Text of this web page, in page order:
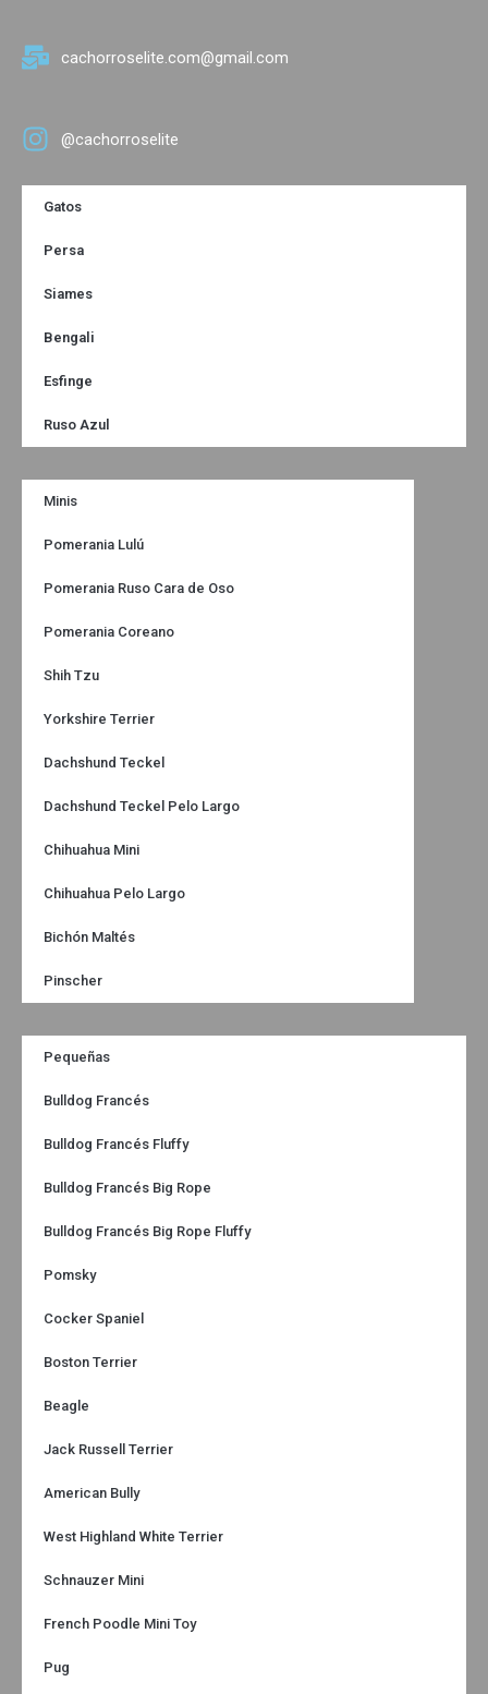
g
a
a
p
cachorroselite.com@gmail.com
@cachorroselite
Gatos
Persa
Siames
Bengali
Esfinge
Ruso Azul
Minis
Pomerania Lulú
Pomerania Ruso Cara de Oso
Pomerania Coreano
Shih Tzu
Yorkshire Terrier
Dachshund Teckel
Dachshund Teckel Pelo Largo
Chihuahua Mini
Chihuahua Pelo Largo
Bichón Maltés
Pinscher
Pequeñas
Bulldog Francés
Bulldog Francés Fluffy
Bulldog Francés Big Rope
Bulldog Francés Big Rope Fluffy
Pomsky
Cocker Spaniel
Boston Terrier
Beagle
Jack Russell Terrier
American Bully
West Highland White Terrier
Schnauzer Mini
French Poodle Mini Toy
Pug